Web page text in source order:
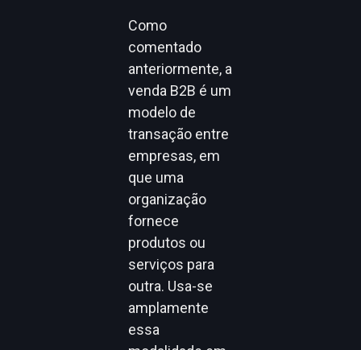
Como
comentado
anteriormente, a
venda B2B é um
modelo de
transação entre
empresas, em
que uma
organização
fornece
produtos ou
serviços para
outra. Usa-se
amplamente
essa